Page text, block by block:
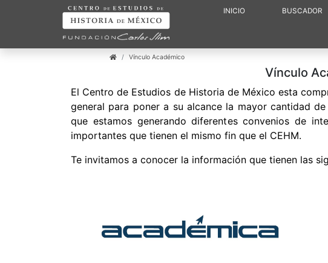
INICIO BUSCADOR
Vínculo Académico
Vínculo
El Centro de Estudios de Historia de México esta
general para poner a su alcance la mayor cantidad
que estamos generando diferentes convenios de
importantes que tienen el mismo fin que el CEHM.
Te invitamos a conocer la información que tienen las